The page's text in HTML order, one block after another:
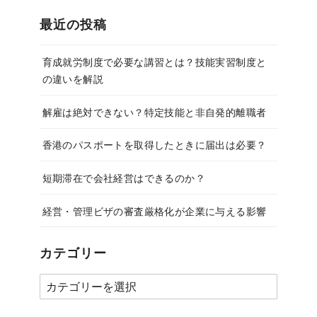
最近の投稿
育成就労制度で必要な講習とは？技能実習制度と
の違いを解説
解雇は絶対できない？特定技能と非自発的離職者
香港のパスポートを取得したときに届出は必要？
短期滞在で会社経営はできるのか？
経営・管理ビザの審査厳格化が企業に与える影響
カテゴリー
カ
テ